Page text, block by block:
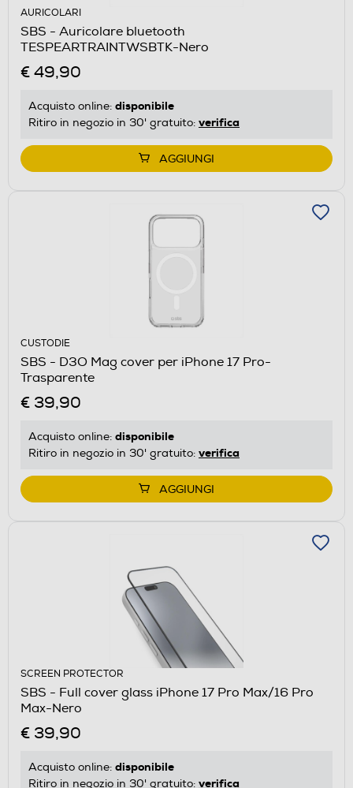
AURICOLARI
SBS - Auricolare bluetooth
TESPEARTRAINTWSBTK-Nero
€ 49,90
Acquisto online: disponibile
Ritiro in negozio in 30' gratuito: verifica
AGGIUNGI
CUSTODIE
SBS - D3O Mag cover per iPhone 17 Pro-
Trasparente
€ 39,90
Acquisto online: disponibile
Ritiro in negozio in 30' gratuito: verifica
AGGIUNGI
SCREEN PROTECTOR
SBS - Full cover glass iPhone 17 Pro Max/16 Pro
Max-Nero
€ 39,90
Acquisto online: disponibile
Ritiro in negozio in 30' gratuito: verifica